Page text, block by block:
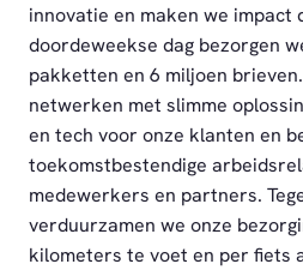
innovatie en maken we impact
doordeweekse dag bezorgen
pakketten en 6 miljoen
netwerken met slimme
en tech voor onze klanten en
toekomstbestendige
medewerkers en partners.
verduurzamen we onze
kilometers te voet en per fiets